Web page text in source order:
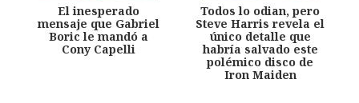
El inesperado
mensaje que Gabriel
Boric le mandó a
Cony Capelli
Todos lo odian, pero
Steve Harris revela el
único detalle que
habría salvado este
polémico disco de
Iron Maiden